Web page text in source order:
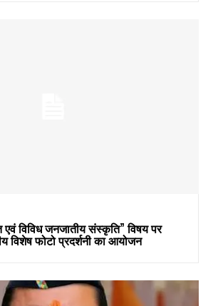
एवं विविध जनजातीय संस्कृति” विषय पर
विशेष फोटो प्रदर्शनी का आयोजन